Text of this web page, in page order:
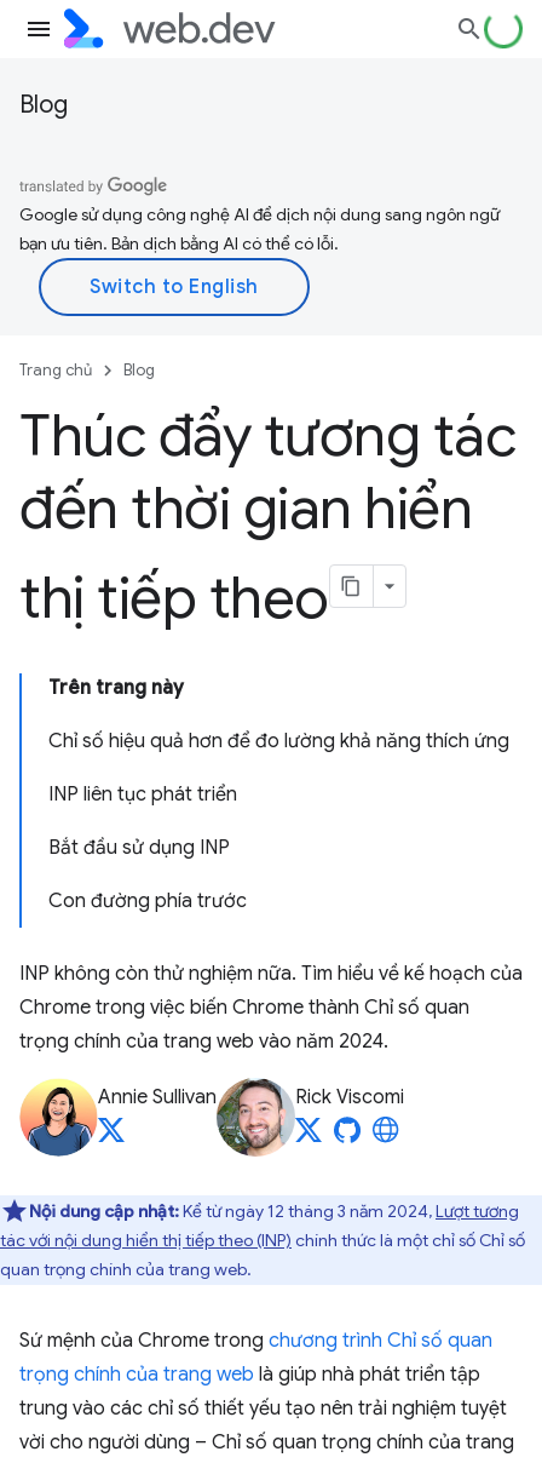
Blog
Google sử dụng công nghệ AI để dịch nội dung sang ngôn ngữ
bạn ưu tiên. Bản dịch bằng AI có thể có lỗi.
Trang chủ Blog
Thúc đẩy tương tác
đến thời gian hiển
thị tiếp theo
Trên trang này
Chỉ số hiệu quả hơn để đo lường khả năng thích ứng
INP liên tục phát triển
Bắt đầu sử dụng INP
Con đường phía trước
INP không còn thử nghiệm nữa. Tìm hiểu về kế hoạch của
Chrome trong việc biến Chrome thành Chỉ số quan
trọng chính của trang web vào năm 2024.
Annie Sullivan Rick Viscomi
Nội dung cập nhật:Kể từ ngày 12 tháng 3 năm 2024,Lượt tương
tác với nội dung hiển thị tiếp theo (INP) chính thức là một chỉ số Chỉ số
quan trọng chính của trang web.
Sứ mệnh của Chrome trong chương trình Chỉ số quan
trọng chính của trang web là giúp nhà phát triển tập
trung vào các chỉ số thiết yếu tạo nên trải nghiệm tuyệt
vời cho người dùng – Chỉ số quan trọng chính của trang